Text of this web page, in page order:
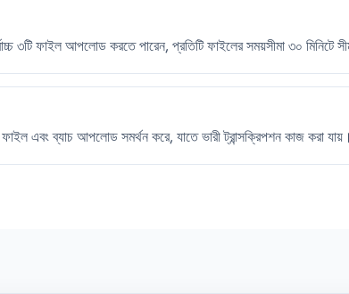
৩টি ফাইল আপলোড করতে পারেন, প্রতিটি ফাইলের সময়সীমা ৩০ মিনিটে
ফাইল এবং ব্যাচ আপলোড সমর্থন করে, যাতে ভারী ট্রান্সক্রিপশন কাজ করা যায়।